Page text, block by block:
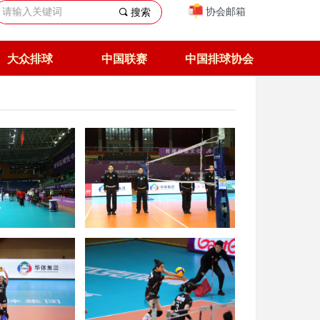
끠 搜索 协会邮箱
大众排球 中国联赛 中国排球协会